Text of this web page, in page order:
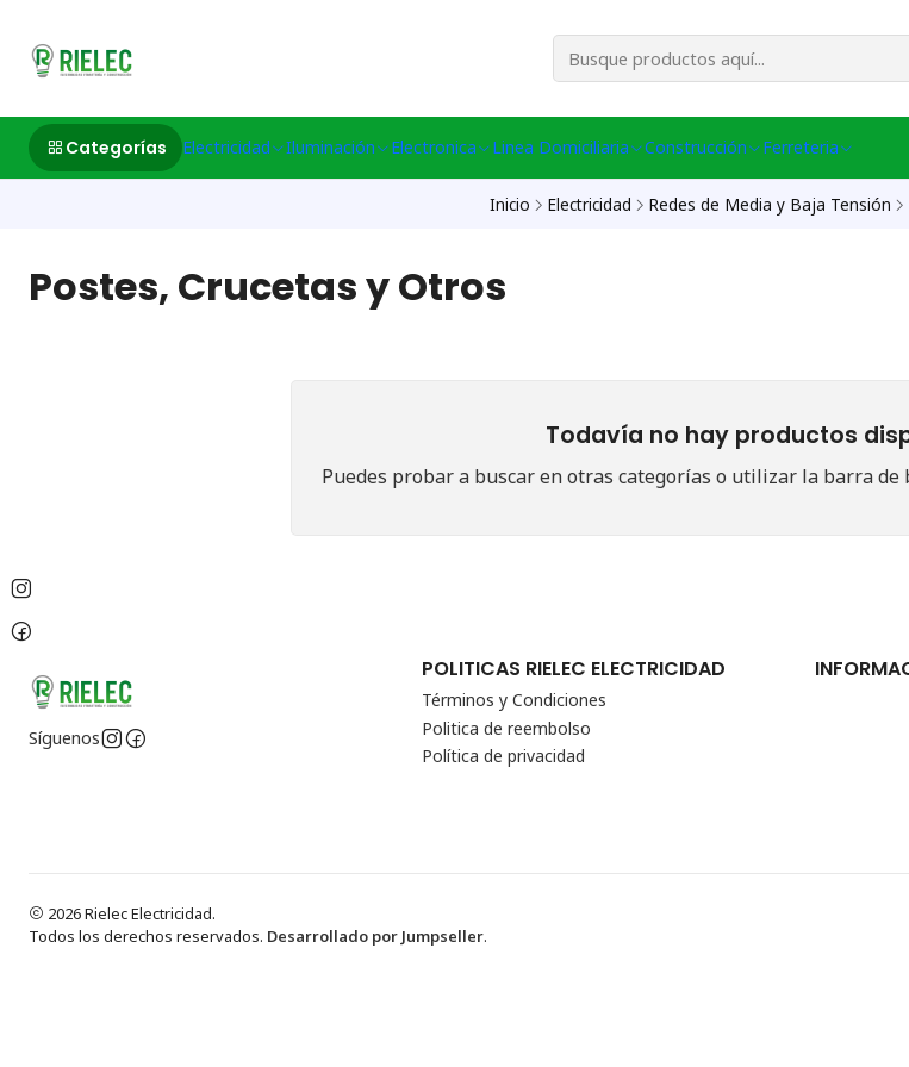
Categorías Electricidad Iluminación Electronica Linea Domiciliaria Construcción Ferreteria
Inicio Electricidad Redes de Media y Baja Tensión
Postes, Crucetas y Otros
Todavía no hay productos
Puedes probar a buscar en otras categorías o utilizar la barra
Síguenos
POLITICAS RIELEC ELECTRICIDAD
Términos y Condiciones
Politica de reembolso
Política de privacidad
2026 Rielec Electricidad.
Todos los derechos reservados. Desarrollado por Jumpseller.